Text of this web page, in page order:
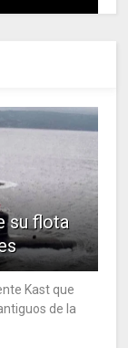
su flota
Kast que
de la